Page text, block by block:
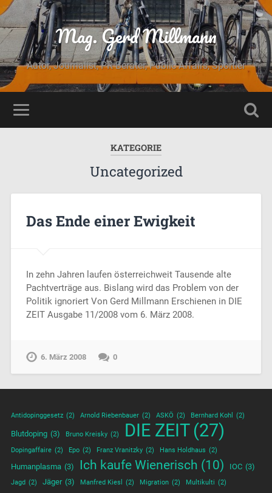
Mag. Gerd Millmann
Autor, Journalist, PR Berater, Public Affairs, Sportler
KATEGORIE
Uncategorized
Das Ende einer Ewigkeit
In zehn Jahren laufen österreichweit Tausende alte
Pachtverträge aus. Bislang wird das Problem von der
Politik ignoriert Von Gerd Millmann Erschienen in DIE
ZEIT Ausgabe 11/2008 vom 6. März 2008.
6. März 2008 0
Antidopinggesetz (2) Arnold Riebenbauer (2) ASKÖ (2) Bernhard Kohl (2)
Blutdoping (3) Bruno Kreisky (2) DIE ZEIT (27)
Dopingaffaire (2) Epo (2) Franz Vranitzky (2) Hans Holdhaus (2)
Humanplasma (3) Ich kaufe Wienerisch (10) IOC (3)
Jagd (2) Jäger (3) Manfred Kiesl (2) Migration (2) Multikulti (2)